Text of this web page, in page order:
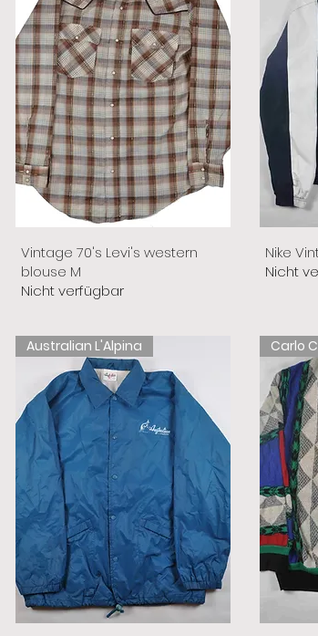
Vintage 70's Levi's western
blouse M
Nicht verfügbar
Nike
Nicht
Australian L'Alpina Carlo